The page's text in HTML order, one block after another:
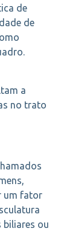
de
de
a
no trato
um fator
biliares ou